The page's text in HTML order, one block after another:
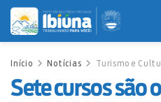
Início Notícias Turismo e
Sete cursos são